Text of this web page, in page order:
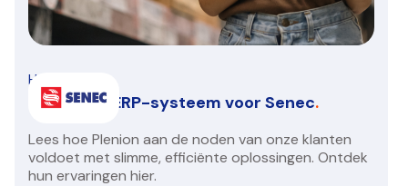
HVAC/R
Een nieuw ERP-systeem voor Senec.
Lees hoe Plenion aan de noden van onze klanten
voldoet met slimme, efficiënte oplossingen. Ontdek
hun ervaringen hier.